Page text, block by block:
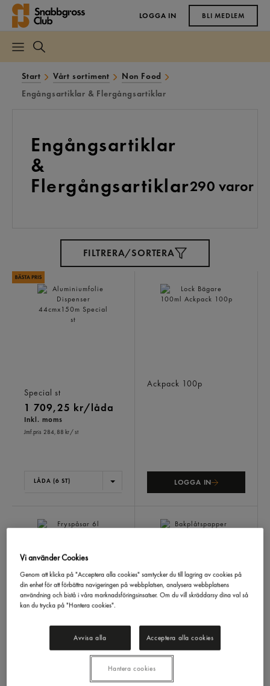
LOGGA IN BLI MEDLEM
Start Vårt sortiment
Non Food
Engångsartiklar & Flergångsartiklar
Engångsartiklar
&
Flergångsartiklar290 varor
FILTRERA/SORTERA
Special st
1 709,25 kr/låda
Inkl. moms
Jmf.pris 284,88 kr/ st
LÅDA (6 ST)
Ackpack 100p
LOGGA IN
Fryspåsar 6l
Toppits18p
Vi använder Cookies
Genom att klicka på "Acceptera alla cookies" samtycker du till lagring av cookies på
din enhet för att förbättra navigeringen på webbplatsen, analysera webbplatsens
användning och bistå i våra marknadsföringsinsatser. Om du vill skräddarsy dina val så
kan du trycka på "Hantera cookies".
Avvisa alla Acceptera alla cookies
Hantera cookies